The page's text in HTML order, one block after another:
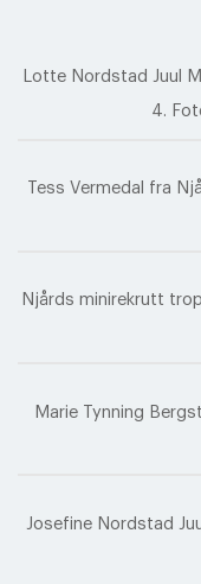
Lotte Nordstad Juul
4.
Tess Vermedal fra
Njårds minirekrutt
Marie Tynning
Josefine Nordstad